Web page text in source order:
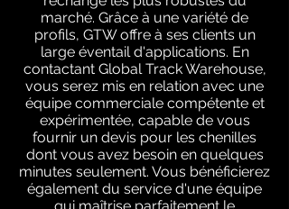
marché. Grâce à une variété de
profils, GTW offre à ses clients un
large éventail d'applications. En
contactant Global Track Warehouse,
vous serez mis en relation avec une
équipe commerciale compétente et
expérimentée, capable de vous
fournir un devis pour les chenilles
dont vous avez besoin en quelques
minutes seulement. Vous bénéficierez
également du service d'une équipe